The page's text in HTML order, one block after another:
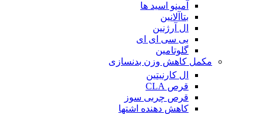
آمینو اسید ها
بتاآلانین
ال آرژنین
بی سی ای ای
گلوتامین
مکمل کاهش وزن بدنسازی
ال کارنیتین
قرص CLA
قرص چربی سوز
کاهش دهنده اشتها